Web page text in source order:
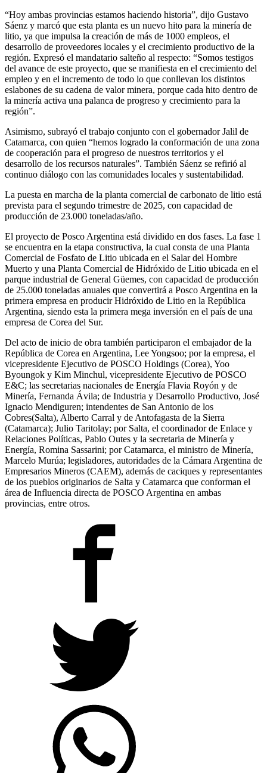
“Hoy ambas provincias estamos haciendo historia”, dijo Gustavo
Sáenz y marcó que esta planta es un nuevo hito para la minería de
litio, ya que impulsa la creación de más de 1000 empleos, el
desarrollo de proveedores locales y el crecimiento productivo de la
región. Expresó el mandatario salteño al respecto: “Somos testigos
del avance de este proyecto, que se manifiesta en el crecimiento del
empleo y en el incremento de todo lo que conllevan los distintos
eslabones de su cadena de valor minera, porque cada hito dentro de
la minería activa una palanca de progreso y crecimiento para la
región”.
Asimismo, subrayó el trabajo conjunto con el gobernador Jalil de
Catamarca, con quien “hemos logrado la conformación de una zona
de cooperación para el progreso de nuestros territorios y el
desarrollo de los recursos naturales”. También Sáenz se refirió al
continuo diálogo con las comunidades locales y sustentabilidad.
La puesta en marcha de la planta comercial de carbonato de litio está
prevista para el segundo trimestre de 2025, con capacidad de
producción de 23.000 toneladas/año.
El proyecto de Posco Argentina está dividido en dos fases. La fase 1
se encuentra en la etapa constructiva, la cual consta de una Planta
Comercial de Fosfato de Litio ubicada en el Salar del Hombre
Muerto y una Planta Comercial de Hidróxido de Litio ubicada en el
parque industrial de General Güemes, con capacidad de producción
de 25.000 toneladas anuales que convertirá a Posco Argentina en la
primera empresa en producir Hidróxido de Litio en la República
Argentina, siendo esta la primera mega inversión en el país de una
empresa de Corea del Sur.
Del acto de inicio de obra también participaron el embajador de la
República de Corea en Argentina, Lee Yongsoo; por la empresa, el
vicepresidente Ejecutivo de POSCO Holdings (Corea), Yoo
Byoungok y Kim Minchul, vicepresidente Ejecutivo de POSCO
E&C; las secretarias nacionales de Energía Flavia Royón y de
Minería, Fernanda Ávila; de Industria y Desarrollo Productivo, José
Ignacio Mendiguren; intendentes de San Antonio de los
Cobres(Salta), Alberto Carral y de Antofagasta de la Sierra
(Catamarca); Julio Taritolay; por Salta, el coordinador de Enlace y
Relaciones Políticas, Pablo Outes y la secretaria de Minería y
Energía, Romina Sassarini; por Catamarca, el ministro de Minería,
Marcelo Murúa; legisladores, autoridades de la Cámara Argentina de
Empresarios Mineros (CAEM), además de caciques y representantes
de los pueblos originarios de Salta y Catamarca que conforman el
área de Influencia directa de POSCO Argentina en ambas
provincias, entre otros.